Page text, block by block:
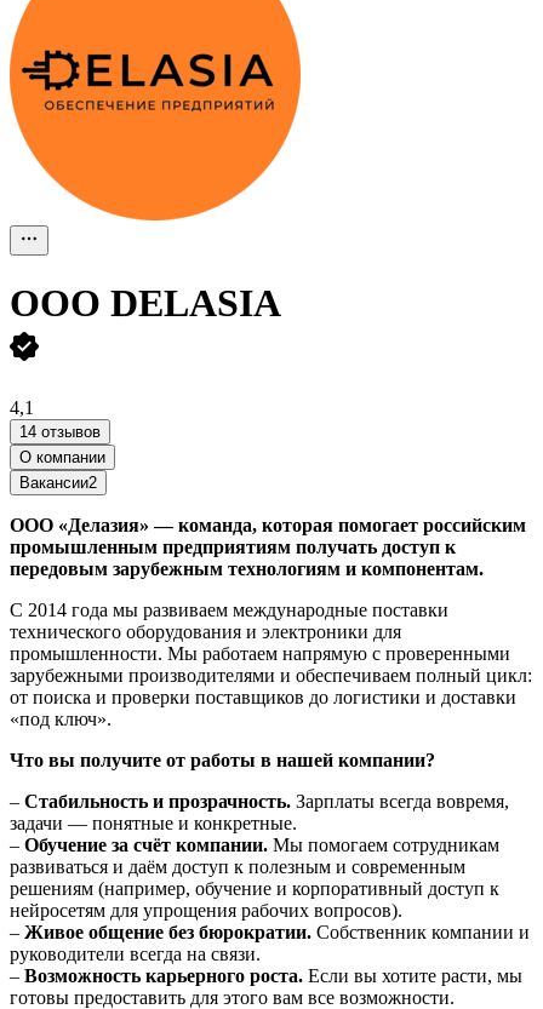
ООО DELASIA
4,1
14 отзывов
О компании
Вакансии2
ООО «Делазия» — команда, которая помогает российским
промышленным предприятиям получать доступ к
передовым зарубежным технологиям и компонентам.
С 2014 года мы развиваем международные поставки
технического оборудования и электроники для
промышленности. Мы работаем напрямую с проверенными
зарубежными производителями и обеспечиваем полный цикл:
от поиска и проверки поставщиков до логистики и доставки
«под ключ».
Что вы получите от работы в нашей компании?
– Стабильность и прозрачность. Зарплаты всегда вовремя,
задачи — понятные и конкретные.
– Обучение за счёт компании. Мы помогаем сотрудникам
развиваться и даём доступ к полезным и современным
решениям (например, обучение и корпоративный доступ к
нейросетям для упрощения рабочих вопросов).
– Живое общение без бюрократии. Собственник компании и
руководители всегда на связи.
– Возможность карьерного роста. Если вы хотите расти, мы
готовы предоставить для этого вам все возможности.